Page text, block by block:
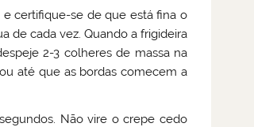
certifique-se de que está fina o
de cada vez. Quando a frigideira
2-3 colheres de massa na
até que as bordas comecem a
Não vire o crepe cedo